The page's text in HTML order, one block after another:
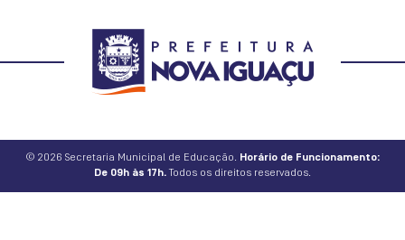
© 2026 Secretaria Municipal de Educação. Horário de Funcionamento:
De 09h às 17h.Todos os direitos reservados.